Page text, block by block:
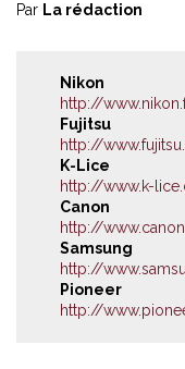
Par La rédaction
Nikon
http://
Fujitsu
http://
K-Lice
http://www.k-
Canon
http://
Samsung
http://
Pioneer
http://